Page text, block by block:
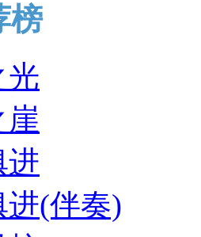
榜
光
崖
进
进(伴奏)